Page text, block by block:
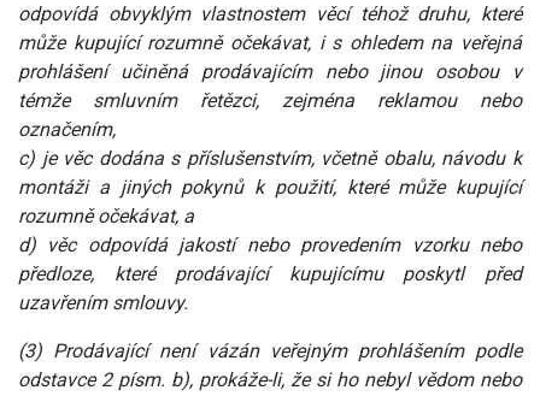
odpovídá obvyklým vlastnostem věcí téhož druhu, které
může kupující rozumně očekávat, i s ohledem na veřejná
prohlášení učiněná prodávajícím nebo jinou osobou v
témže smluvním řetězci, zejména reklamou nebo
označením,
c) je věc dodána s příslušenstvím, včetně obalu, návodu k
montáži a jiných pokynů k použití, které může kupující
rozumně očekávat, a
d) věc odpovídá jakostí nebo provedením vzorku nebo
předloze, které prodávající kupujícímu poskytl před
uzavřením smlouvy.
(3) Prodávající není vázán veřejným prohlášením podle
odstavce 2 písm. b), prokáže-li, že si ho nebyl vědom nebo